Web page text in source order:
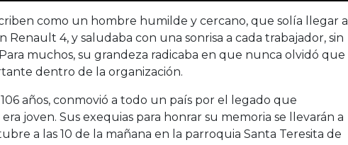
como un hombre humilde y cercano, que solía llegar a
Renault 4, y saludaba con una sonrisa a cada trabajador, sin
muchos, su grandeza radicaba en que nunca olvidó que
dentro de la organización.
años, conmovió a todo un país por el legado que
joven. Sus exequias para honrar su memoria se llevarán a
a las 10 de la mañana en la parroquia Santa Teresita de